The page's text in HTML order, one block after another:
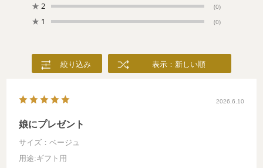
★ 2 (0)
★ 1 (0)
絞り込み 表示：新しい順
2026.6.10
娘にプレゼント
サイズ：ベージュ
用途:ギフト用